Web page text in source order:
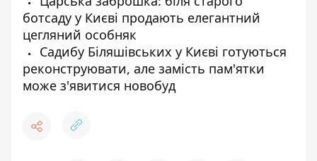
ботсаду у Києві продають елегантний
цегляний особняк
Садибу Біляшівських у Києві готуються
реконструювати, але замість пам'ятки
може з'явитися новобуд